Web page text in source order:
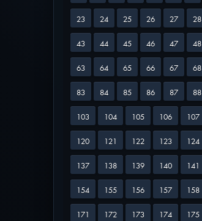
23 24 25 26 27 28
43 44 45 46 47 48
63 64 65 66 67 68
83 84 85 86 87 88
103 104 105 106 107
120 121 122 123 124
137 138 139 140 141
154 155 156 157 158
171 172 173 174 175